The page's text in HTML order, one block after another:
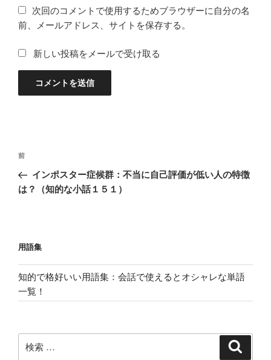
次回のコメントで使用するためブラウザーに自分の名
前、メールアドレス、サイトを保存する。
新しい投稿をメールで受け取る
投
ナ
シ
ョ
ン
過
去
の
前
インポスター症候群：不当に自己評価が低い人の特徴
は？（知的な小話１５１）
用語集
知的で格好いい用語集：会話で使えるとオシャレな単語
一覧！
索: